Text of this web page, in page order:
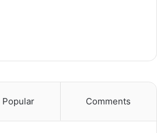
Popular Comments